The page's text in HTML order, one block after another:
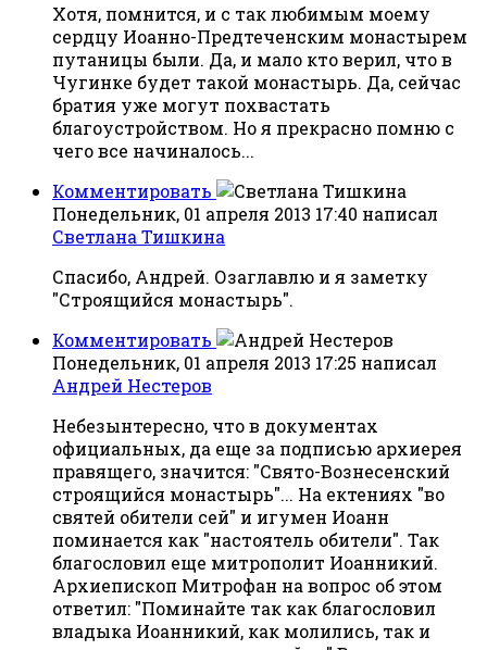
Хотя, помнится, и с так любимым моему
сердцу Иоанно-Предтеченским монастырем
путаницы были. Да, и мало кто верил, что в
Чугинке будет такой монастырь. Да, сейчас
братия уже могут похвастать
благоустройством. Но я прекрасно помню с
чего все начиналось...
Комментировать
Понедельник, 01 апреля 2013 17:40 написал
Светлана Тишкина
Спасибо, Андрей. Озаглавлю и я заметку
"Строящийся монастырь".
Комментировать
Понедельник, 01 апреля 2013 17:25 написал
Андрей Нестеров
Небезынтересно, что в документах
официальных, да еще за подписью архиерея
правящего, значится: "Свято-Вознесенский
строящийся монастырь"... На ектениях "во
святей обители сей" и игумен Иоанн
поминается как "настоятель обители". Так
благословил еще митрополит Иоанникий.
Архиепископ Митрофан на вопрос об этом
ответил: "Поминайте так как благословил
владыка Иоанникий, как молились, так и